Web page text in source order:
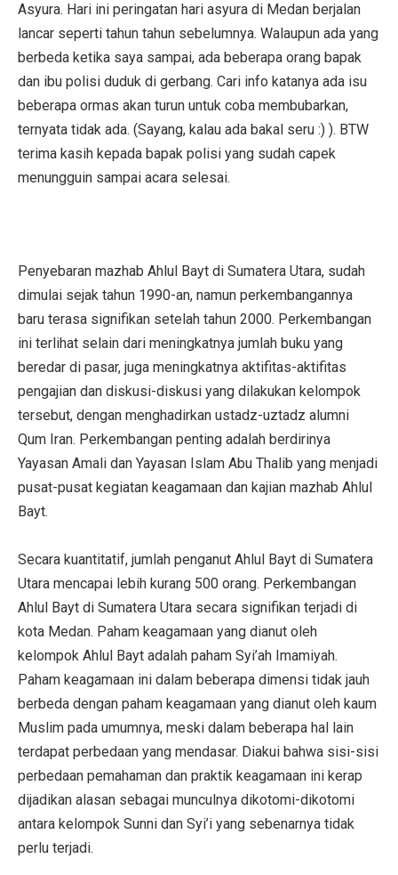
Asyura. Hari ini peringatan hari asyura di Medan berjalan
lancar seperti tahun tahun sebelumnya. Walaupun ada yang
berbeda ketika saya sampai, ada beberapa orang bapak
dan ibu polisi duduk di gerbang. Cari info katanya ada isu
beberapa ormas akan turun untuk coba membubarkan,
ternyata tidak ada. (Sayang, kalau ada bakal seru :) ). BTW
terima kasih kepada bapak polisi yang sudah capek
menungguin sampai acara selesai.
Penyebaran mazhab Ahlul Bayt di Sumatera Utara, sudah
dimulai sejak tahun 1990-an, namun perkembangannya
baru terasa signifikan setelah tahun 2000. Perkembangan
ini terlihat selain dari meningkatnya jumlah buku yang
beredar di pasar, juga meningkatnya aktifitas-aktifitas
pengajian dan diskusi-diskusi yang dilakukan kelompok
tersebut, dengan menghadirkan ustadz-uztadz alumni
Qum Iran. Perkembangan penting adalah berdirinya
Yayasan Amali dan Yayasan Islam Abu Thalib yang menjadi
pusat-pusat kegiatan keagamaan dan kajian mazhab Ahlul
Bayt.
Secara kuantitatif, jumlah penganut Ahlul Bayt di Sumatera
Utara mencapai lebih kurang 500 orang. Perkembangan
Ahlul Bayt di Sumatera Utara secara signifikan terjadi di
kota Medan. Paham keagamaan yang dianut oleh
kelompok Ahlul Bayt adalah paham Syi’ah Imamiyah.
Paham keagamaan ini dalam beberapa dimensi tidak jauh
berbeda dengan paham keagamaan yang dianut oleh kaum
Muslim pada umumnya, meski dalam beberapa hal lain
terdapat perbedaan yang mendasar. Diakui bahwa sisi-sisi
perbedaan pemahaman dan praktik keagamaan ini kerap
dijadikan alasan sebagai munculnya dikotomi-dikotomi
antara kelompok Sunni dan Syi’i yang sebenarnya tidak
perlu terjadi.